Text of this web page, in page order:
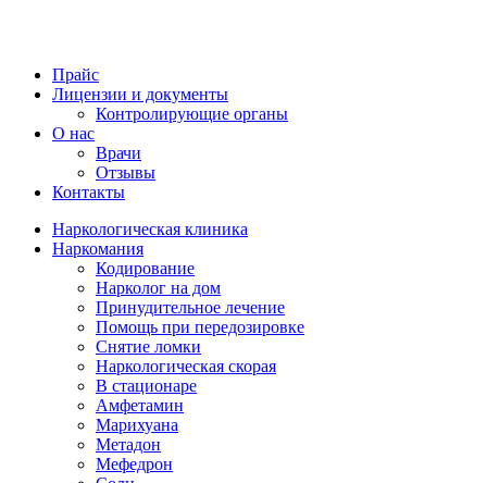
Прайс
Лицензии и документы
Контролирующие органы
О нас
Врачи
Отзывы
Контакты
Наркологическая клиника
Наркомания
Кодирование
Нарколог на дом
Принудительное лечение
Помощь при передозировке
Снятие ломки
Наркологическая скорая
В стационаре
Амфетамин
Марихуана
Метадон
Мефедрон